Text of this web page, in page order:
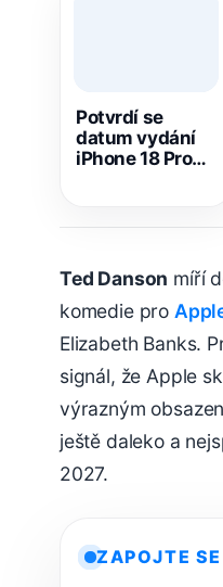
Potvrdí se
datum vydání
iPhone 18 Pro?
Ted Danson míří
komedie pro
Elizabeth Banks.
signál, že Apple
výrazným
ještě daleko a
2027.
ZAPOJTE SE